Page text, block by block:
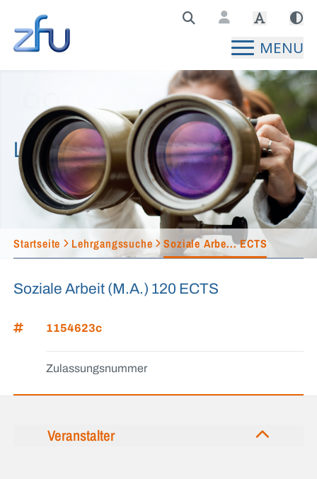
Zentralstelle für Fernunterricht Hauptseite
MENU
Lehrgangssuche
Startseite Lehrgangssuche Soziale Arbe... ECTS
Soziale Arbeit (M.A.) 120 ECTS
1154623c
Zulassungsnummer
Veranstalter